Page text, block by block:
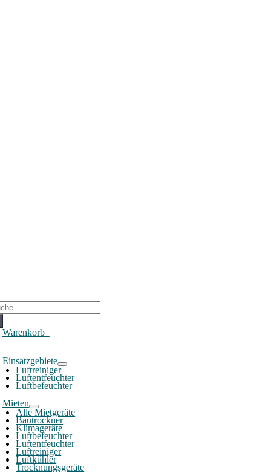
Warenkorb0
Einsatzgebiete
Luftreiniger
Luftentfeuchter
Luftbefeuchter
Mieten
Alle Mietgeräte
Bautrockner
Klimageräte
Luftbefeuchter
Luftentfeuchter
Luftreiniger
Luftkühler
Trocknungsgeräte